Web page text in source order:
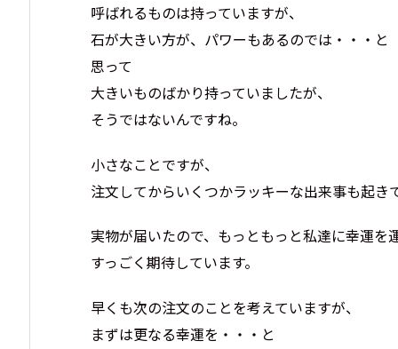
呼ばれるものは持っていますが、
石が大きい方が、パワーもあるのでは・・・と
思って
大きいものばかり持っていましたが、
そうではないんですね。
小さなことですが、
注文してからいくつかラッキーな出来事も起き
実物が届いたので、もっともっと私達に幸運を
すっごく期待しています。
早くも次の注文のことを考えていますが、
まずは更なる幸運を・・・と